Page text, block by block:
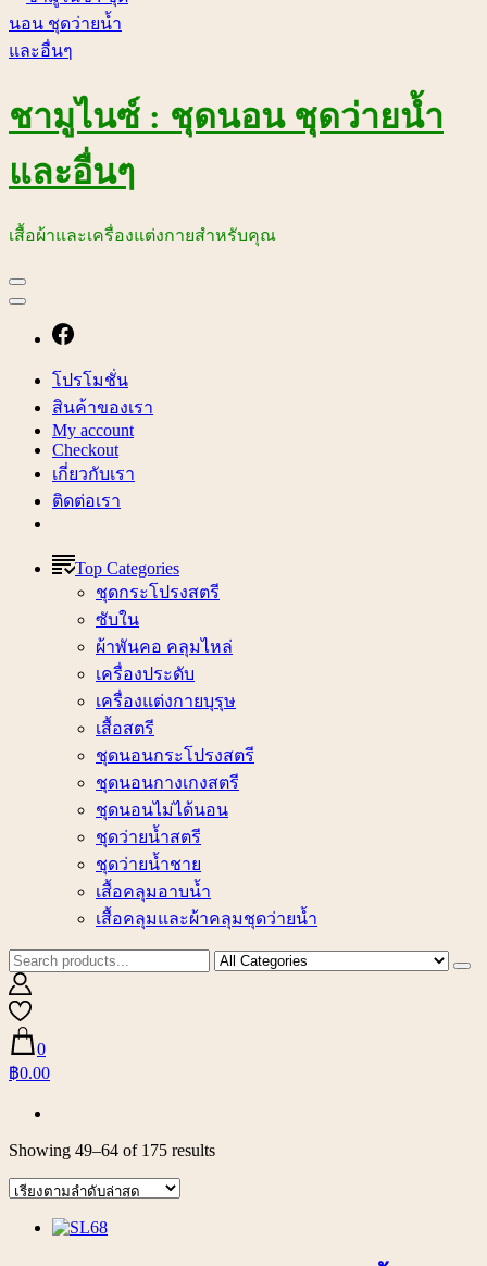
ชามูไนซ์ : ชุดนอน ชุดว่ายน้ำ
และอื่นๆ
เสื้อผ้าและเครื่องแต่งกายสำหรับคุณ
โปรโมชั่น
สินค้าของเรา
My account
Checkout
เกี่ยวกับเรา
ติดต่อเรา
Top Categories
ชุดกระโปรงสตรี
ซับใน
ผ้าพันคอ คลุมไหล่
เครื่องประดับ
เครื่องแต่งกายบุรุษ
เสื้อสตรี
ชุดนอนกระโปรงสตรี
ชุดนอนกางเกงสตรี
ชุดนอนไม่ได้นอน
ชุดว่ายน้ำสตรี
ชุดว่ายน้ำชาย
เสื้อคลุมอาบน้ำ
เสื้อคลุมและผ้าคลุมชุดว่ายน้ำ
0
฿0.00
Showing 49–64 of 175 results